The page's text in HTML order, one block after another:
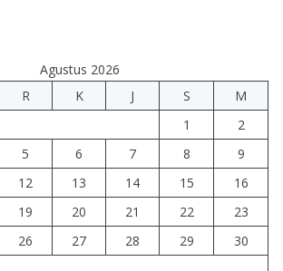
Agustus 2026
R K J S
M
1
2
5 6 7 8
9
12 13 14 15
16
19 20 21 22
23
26 27 28 29
30